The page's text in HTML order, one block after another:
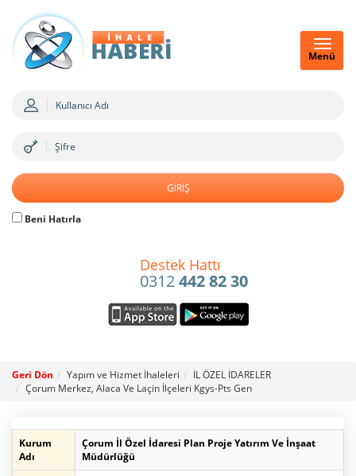
Menü
Beni Hatırla
Destek Hattı
0312442 82 30
Geri Dön Yapım ve Hizmet İhaleleri
İL ÖZEL İDARELER
Çorum Merkez, Alaca Ve Laçin İlçeleri Kgys-Pts Gen
Kurum
Adı
Çorum İl Özel İdaresi Plan Proje Yatırım Ve İnşaat
Müdürlüğü